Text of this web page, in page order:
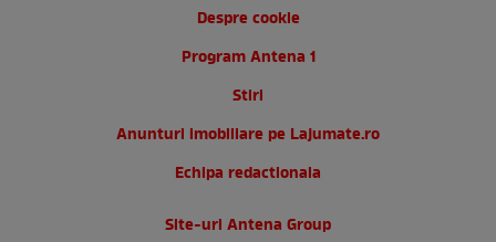
Despre cookie
Program Antena 1
Stiri
Anunturi imobiliare pe Lajumate.ro
Echipa redactionala
Site-uri Antena Group